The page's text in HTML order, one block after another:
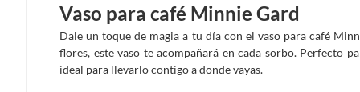
Vaso para café Minnie Gard
Dale un toque de magia a tu día con el vaso para café
flores, este vaso te acompañará en cada sorbo. Perfecto
ideal para llevarlo contigo a donde vayas.